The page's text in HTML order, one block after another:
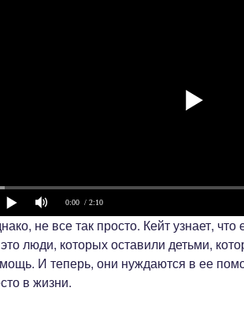
0:00 / 2:10
не все так просто. Кейт узнает,
люди, которых оставили детьми,
И теперь, они нуждаются в ее
в жизни.